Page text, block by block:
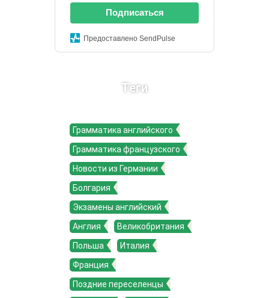
Подписаться
Предоставлено SendPulse
Теги
Грамматика английского
Грамматика французского
Новости из Германии
Болгария
Экзамены английский
Англия
Великобритания
Польша
Италия
Франция
Поздние переселенцы